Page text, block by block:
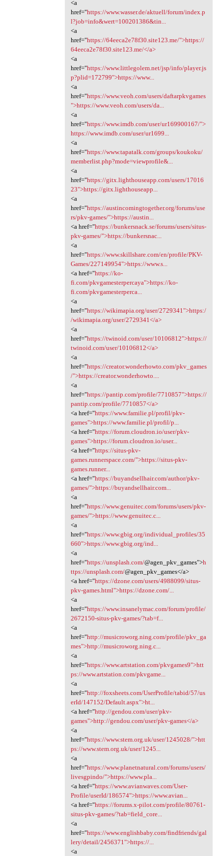
<a
href="https://www.wasser.de/aktuell/forum/index.p
l?job=info&wert=100201386&tin...
<a
href="https://64eeca2e78f30.site123.me/">https://
64eeca2e78f30.site123.me/</a>
<a
href="https://www.littlegolem.net/jsp/info/player.js
p?plid=172799">https://www...
<a
href="https://www.veoh.com/users/daftarpkvgames
">https://www.veoh.com/users/da...
<a
href="https://www.imdb.com/user/ur169900167/">
https://www.imdb.com/user/ur1699...
<a
href="https://www.tapatalk.com/groups/koukoku/
memberlist.php?mode=viewprofile&...
<a
href="https://gitx.lighthouseapp.com/users/17016
23">https://gitx.lighthouseapp...
<a
href="https://austincomingtogether.org/forums/use
rs/pkv-games/">https://austin...
<a href="https://bunkersnack.se/forums/users/situs-
pkv-games/">https://bunkersnac...
<a
href="https://www.skillshare.com/en/profile/PKV-
Games/227149954">https://www.s...
<a href="https://ko-
fi.com/pkvgamesterpercaya">https://ko-
fi.com/pkvgamesterperca...
<a
href="https://wikimapia.org/user/2729341">https:/
/wikimapia.org/user/2729341</a>
<a
href="https://twinoid.com/user/10106812">https://
twinoid.com/user/10106812</a>
<a
href="https://creator.wonderhowto.com/pkv_games
/">https://creator.wonderhowto....
<a
href="https://pantip.com/profile/7710857">https://
pantip.com/profile/7710857</a>
<a href="https://www.familie.pl/profil/pkv-
games">https://www.familie.pl/profil/p...
<a href="https://forum.cloudron.io/user/pkv-
games">https://forum.cloudron.io/user...
<a href="https://situs-pkv-
games.runnerspace.com/">https://situs-pkv-
games.runner...
<a href="https://buyandsellhair.com/author/pkv-
games/">https://buyandsellhair.com...
<a
href="https://www.genuitec.com/forums/users/pkv-
games/">https://www.genuitec.c...
<a
href="https://www.gbig.org/individual_profiles/35
660">https://www.gbig.org/ind...
<a
href="https://unsplash.com/@agen_pkv_games">h
ttps://unsplash.com/@agen_pkv_games</a>
<a href="https://dzone.com/users/4988099/situs-
pkv-games.html">https://dzone.com/...
<a
href="https://www.insanelymac.com/forum/profile/
2672150-situs-pkv-games/?tab=f...
<a
href="http://musicroworg.ning.com/profile/pkv_ga
mes">http://musicroworg.ning.c...
<a
href="https://www.artstation.com/pkvgames9">htt
ps://www.artstation.com/pkvgame...
<a
href="http://foxsheets.com/UserProfile/tabid/57/us
erId/147152/Default.aspx">ht...
<a href="http://gendou.com/user/pkv-
games">http://gendou.com/user/pkv-games</a>
<a
href="https://www.stem.org.uk/user/1245028/">htt
ps://www.stem.org.uk/user/1245...
<a
href="https://www.planetnatural.com/forums/users/
livesgpindo/">https://www.pla...
<a href="https://www.avianwaves.com/User-
Profile/userId/186574">https://www.avian...
<a href="https://forums.x-pilot.com/profile/80761-
situs-pkv-games/?tab=field_core...
<a
href="https://www.englishbaby.com/findfriends/gal
lery/detail/2456371">https://...
<a